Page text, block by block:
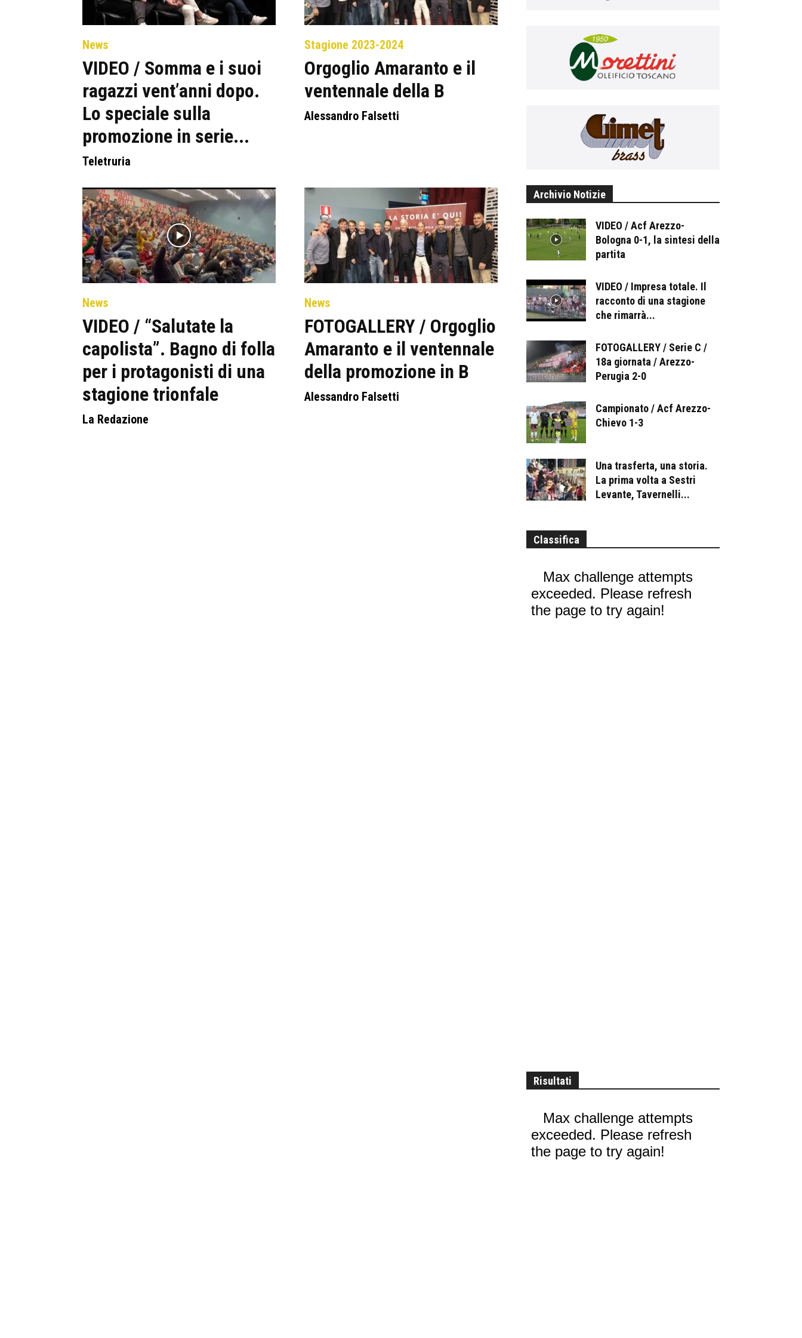
News
VIDEO / Somma e i suoi
ragazzi vent’anni dopo.
Lo speciale sulla
promozione in serie...
Teletruria
Stagione 2023-2024
Orgoglio Amaranto e il
ventennale della B
Alessandro Falsetti
News
VIDEO / “Salutate la
capolista”. Bagno di folla
per i protagonisti di una
stagione trionfale
La Redazione
News
FOTOGALLERY / Orgoglio
Amaranto e il ventennale
della promozione in B
Alessandro Falsetti
Archivio Notizie
VIDEO / Acf Arezzo-
Bologna 0-1, la sintesi della
partita
VIDEO / Impresa totale. Il
racconto di una stagione
che rimarrà...
FOTOGALLERY / Serie C /
18a giornata / Arezzo-
Perugia 2-0
Campionato / Acf Arezzo-
Chievo 1-3
Una trasferta, una storia.
La prima volta a Sestri
Levante, Tavernelli...
Classifica
Risultati